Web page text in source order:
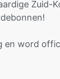
Zuid-
en word